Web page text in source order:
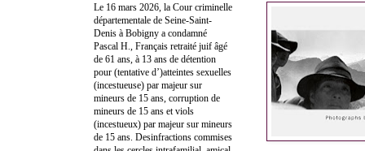
Le 16 mars 2026, la Cour criminelle
départementale de Seine-Saint-
Denis à Bobigny a condamné
Pascal H., Français retraité juif âgé
de 61 ans, à 13 ans de détention
pour (tentative d’)atteintes sexuelles
(incestueuse) par majeur sur
mineurs de 15 ans, corruption de
mineurs de 15 ans et viols
(incestueux) par majeur sur mineurs
de 15 ans. Desinfractions commises